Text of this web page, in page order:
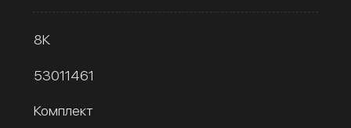
8К
53011461
Комплект